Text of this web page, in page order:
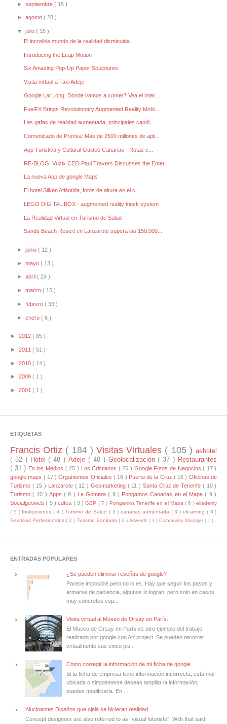
►septiembre( 15 )
►agosto( 28 )
▼julio( 15 )
El increible mundo de la realidad disminuida
Introducing the Leap Motion
Six Amazing Pop-Up Paper Sculptures
Visita virtual a Taxi Adeje
Google Lat Long: Dónde vamos a comer? Vea el inter...
FuelFX Brings Revolutionary Augmented Reality Mobi...
Las gafas de realidad aumentada, principales candi...
Comunicado de Prensa: Más de 2500 millones de apli...
App Turistica y Cultural Guideo Canarias - Rutas e...
RE-BLOG: Vuzix CEO Paul Travers Discusses the Emer...
La nueva App de google Maps
El hotel Silken Atlántida, fotos de altura en el c...
LEGO DIGITAL BOX - augmented reality kiosk system
La Realidad Virtual en Turismo de Salud
Sands Beach Resort en Lanzarote supera las 150.000...
►junio( 12 )
►mayo( 13 )
►abril( 24 )
►marzo( 15 )
►febrero( 33 )
►enero( 6 )
► 2012 ( 85 )
► 2011 ( 51 )
► 2010 ( 14 )
► 2009 ( 1 )
► 2001 ( 1 )
ETIQUETAS
Francis Ortiz ( 184 )Visitas Virtuales ( 105 )ashotel
( 52 ) Hotel ( 48 )Adeje ( 40 ) Geolocalización ( 37 ) Restaurantes
( 31 ) En los Medios ( 25 ) Los Cristianos ( 25 ) Google Fotos de Negocios( 17 )
google maps ( 17 )Organismos Oficiales ( 16 ) Puerto de la Cruz ( 16 ) Oficinas de
Turismo ( 15 ) Lanzarote ( 12 ) Geomarketing ( 11 ) Santa Cruz de Tenerife ( 10 )
Turismo( 10 ) Apps( 9 ) La Gomera( 9 ) Pongamos Canarias en el Mapa( 9 )
Socialgeoweb( 9 )cdtca ( 9 )GBP ( 7 ) Pongamos Tenerife en el Mapa( 6 )eliademy
( 5 ) Instituciones( 4 )Turismo de Salud ( 3 )canarias aumentada ( 3 ) elearning ( 3 )
Servicios Profesionales ( 2 ) Turismo Sanitario ( 2 ) Adwords ( 1 ) Community Manager ( 1 )
ENTRADAS POPULARES
¿Se pueden eliminar reseñas de google?
Parece imposible pero no lo es. Hay que seguir los pasos y
armarse de paciencia, algunos lo logran. pero solo en casos
muy concretos esp...
Visita virtual al Museo de Orsay en París.
El Museo de Orsay en París es otro ejemplo del trabajo
realizado por google con Art project. Se pueden recorrer
virtualmente sus cinco pis...
Cómo corregir la información de mi ficha de google
Si tu ficha de empresa tiene información incorrecta, está mal
ubicada o simplemente deseas ampliar la información,
puedes modificarla. En ...
Alucinantes Diseños que ojalá se hicieran realidad
Concept designers are also referred to as “visual futurists”. With that said,